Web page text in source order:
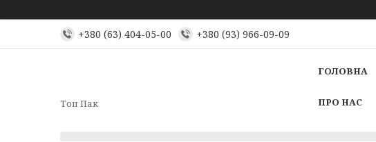
+380 (63) 404-05-00 +380 (93) 966-09-09
Топ Пак
ГОЛОВНА
ПРО НАС